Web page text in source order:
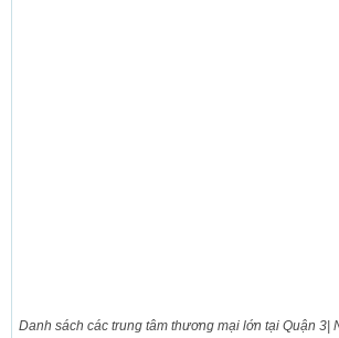
Danh sách các trung tâm thương mại lớn tại Quận 3|